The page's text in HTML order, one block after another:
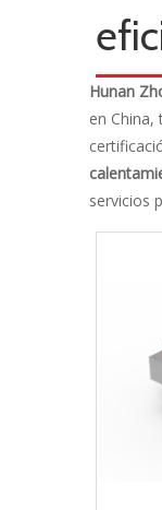
Hunan
en China,
servicios